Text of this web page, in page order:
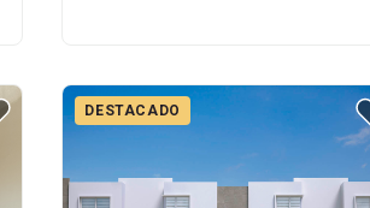
DESTACADO